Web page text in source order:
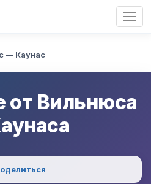
— Каунас
от Вильнюса